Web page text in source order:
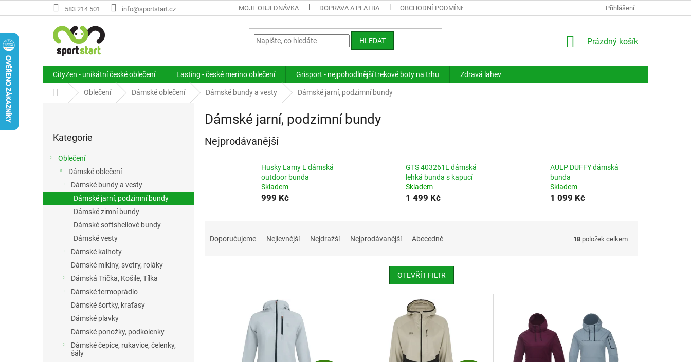
na
583 214 501 info@sportstart.cz MOJE OBJEDNÁVKA DOPRAVA A PLATBA OBCHODNÍ PODMÍNKY KONTAKTY
Přihlášení
HLEDAT
NÁKUPNÍ
Prázdný košík
CityZen - unikátní české oblečení Lasting - české merino oblečení Grisport - nejpohodlnější trekové boty na trhu Zdravá lahev
Domů Oblečení Dámské oblečení Dámské bundy a vesty Dámské jarní, podzimní bundy
kategorie
Kategorie
Oblečení
Dámské oblečení
Dámské bundy a vesty
Dámské jarní, podzimní bundy
Dámské zimní bundy
Dámské softshellové bundy
Dámské vesty
Dámské kalhoty
Dámské mikiny, svetry, roláky
Dámská Trička, Košile, Tílka
Dámské termoprádlo
Dámské šortky, kraťasy
Dámské plavky
Dámské ponožky, podkolenky
Dámské čepice, rukavice, čelenky,
šály
Dámské jarní, podzimní bundy
Nejprodávanější
Husky Lamy L dámská
outdoor bunda
Skladem
999 Kč
GTS 403261L dámská
lehká bunda s kapucí
Skladem
1 499 Kč
AULP DUFFY dámská
bunda
Skladem
1 099 Kč
Doporučujeme Nejlevnější Nejdražší Nejprodávanější Abecedně 18 položek celkem
OTEVŘÍT FILTR